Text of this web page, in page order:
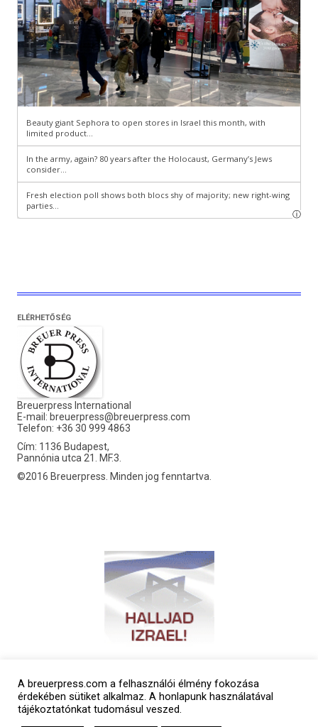
ELÉRHETŐSÉG
Breuerpress International
E-mail: breuerpress@breuerpress.com
Telefon: +36 30 999 4863
Cím: 1136 Budapest,
Pannónia utca 21. MF.3.
©2016 Breuerpress. Minden jog fenntartva.
A breuerpress.com a felhasználói élmény fokozása
érdekében sütiket alkalmaz. A honlapunk használatával
tájékoztatónkat tudomásul veszed.